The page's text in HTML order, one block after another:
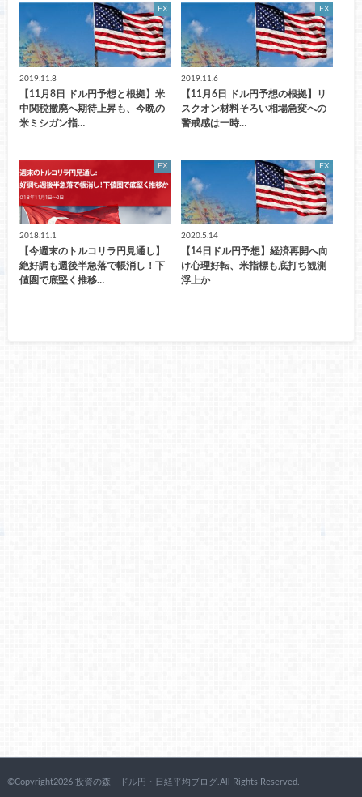
FX
2019.11.8
【11月8日 ドル円予想と根拠】米
中関税撤廃へ期待上昇も、今晩の
米ミシガン指…
FX
2019.11.6
【11月6日 ドル円予想の根拠】リ
スクオン材料そろい相場急変への
警戒感は一時…
FX
2018.11.1
【今週末のトルコリラ円見通し】
絶好調も週後半急落で帳消し！下
値圏で底堅く推移…
FX
2020.5.14
【14日ドル円予想】経済再開へ向
け心理好転、米指標も底打ち観測
浮上か
©Copyright2026 投資の森 ドル円・日経平均ブログ.All Rights Reserved.